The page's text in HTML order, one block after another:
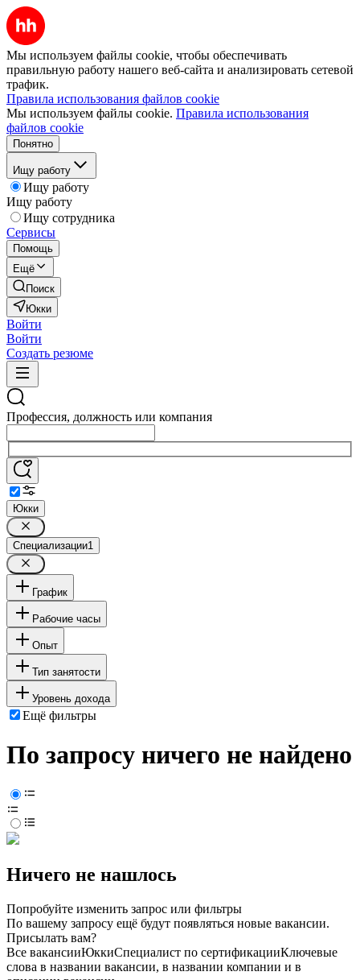
Мы используем файлы cookie, чтобы обеспечивать
правильную работу нашего веб-сайта и анализировать сетевой
трафик.
Правила использования файлов cookie
Мы используем файлы cookie. Правила использования
файлов cookie
Понятно
Ищу работу
Ищу работу
Ищу работу
Ищу сотрудника
Сервисы
Помощь
Ещё
Поиск
Юкки
Войти
Войти
Создать резюме
Профессия, должность или компания
Юкки
Специализации1
График
Рабочие часы
Опыт
Тип занятости
Уровень дохода
Ещё фильтры
По запросу ничего не найдено
Ничего не нашлось
Попробуйте изменить запрос или фильтры
По вашему запросу ещё будут появляться новые вакансии.
Присылать вам?
Все вакансииЮккиСпециалист по сертификацииКлючевые
слова в названии вакансии, в названии компании и в